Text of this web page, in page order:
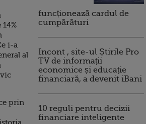
i-a
al
prin
funcționează cardul de
cumpărături
Incont , site-ul Știrile Pro
TV de informații
economice și educație
financiară, a devenit iBani
10 reguli pentru decizii
financiare inteligente